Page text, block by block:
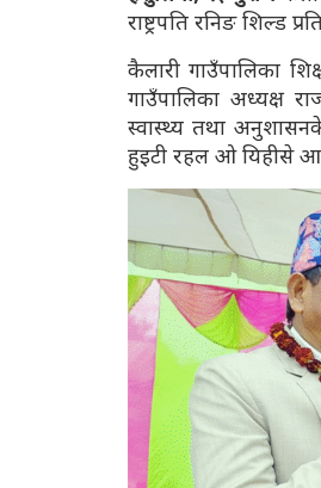
राष्ट्रपति रनिङ शिल्ड
कैलारी गाउँपालिका
गाउँपालिका अध्यक्ष
स्वास्थ्य तथा
हुइटी रहल ओ यिहीसे